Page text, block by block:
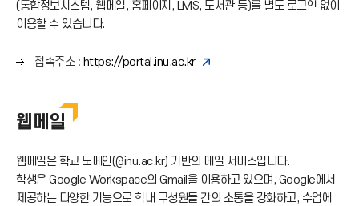
(통합정보시스템, 웹메일, 홈페이지, LMS, 도서관 등)를 별도 로그인 없이
이용할 수 있습니다.
오
화
살
(
→
)
접속주소: https://portal.inu.ac.kr
웹메일
웹메일은 학교 도메인(@inu.ac.kr) 기반의 메일 서비스입니다.
학생은 Google Workspace의 Gmail을 이용하고 있으며, Google에서
제공하는 다양한 기능으로 학내 구성원들 간의 소통을 강화하고, 수업에